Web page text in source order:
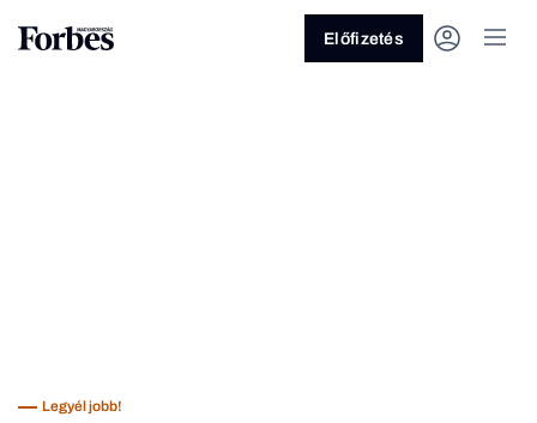
Üzlet
Előfizetés
Legyél jobb!